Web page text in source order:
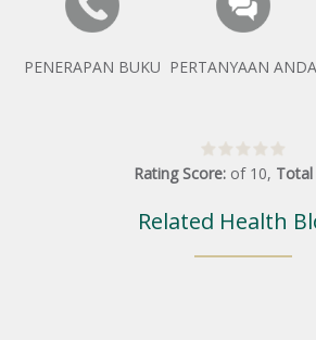
PENERAPAN BUKU PERTANYAAN ANDA
Rating Score: of 10, Total
Related Health